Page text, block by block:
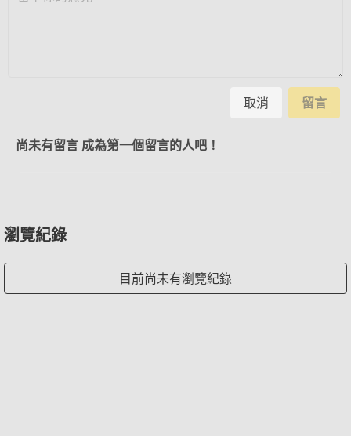
取消 留言
尚未有留言 成為第一個留言的人吧！
瀏覽紀錄
目前尚未有瀏覽紀錄